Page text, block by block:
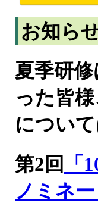
お知ら
夏季研
った皆
につい
第2回
「
ノミネ